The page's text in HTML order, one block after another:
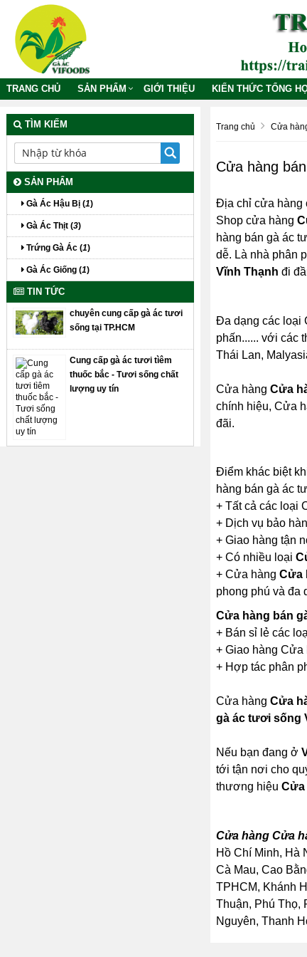
TRANG CHỦ SẢN PHẨM GIỚI THIỆU KIẾN THỨC TỔNG
Trang chủ Cửa
Cửa hàng
Địa chỉ cửa hàng
Shop cửa hàng
hàng bán gà ác
dễ. Là nhà phân
Vĩnh Thạnh đi
Đa dạng các loại
phấn...... với các
Thái Lan,
Cửa hàng Cửa
chính hiệu, Cửa
đãi.
Điểm khác biệt
hàng bán gà ác
+ Tất cả các loại
+ Dịch vụ bảo
+ Giao hàng tận
+ Có nhiều loại
+ Cửa hàng Cửa
phong phú và đa
Cửa hàng bán
+ Bán sỉ lẻ các
+ Giao hàng
+ Hợp tác phân
Cửa hàng Cửa
gà ác tươi sống
Nếu bạn đang ở
tới tận nơi cho
thương hiệu Cửa
Cửa hàng Cửa
Hồ Chí Minh, Hà
Cà Mau, Cao
TPHCM, Khánh
Thuận, Phú Thọ,
Nguyên, Thanh
TÌM KIẾM
SẢN PHẨM
Gà Ác Hậu Bị (1)
Gà Ác Thịt (3)
Trứng Gà Ác (1)
Gà Ác Giống (1)
TIN TỨC
chuyên cung cấp gà ác tươi
sống tại TP.HCM
Cung cấp gà ác tươi tìêm
thuốc bắc - Tươi sống chất
lượng uy tín